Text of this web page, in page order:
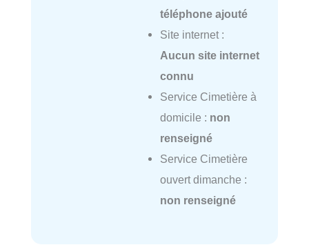
téléphone ajouté
Site internet :
Aucun site internet
connu
Service Cimetière à
domicile : non
renseigné
Service Cimetière
ouvert dimanche :
non renseigné